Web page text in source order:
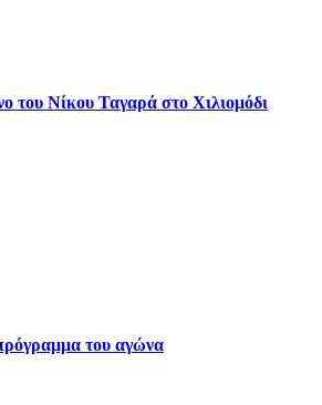
του Νίκου Ταγαρά στο Χιλιομόδι
του αγώνα